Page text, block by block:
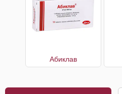
Абиклав